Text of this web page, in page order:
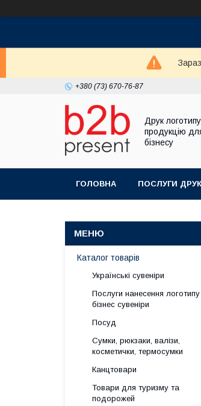
+380 (73) 670-76-87
Друк
продукцію
бізнесу
ГОЛОВНА ПОСЛУГИ
Каталог товарів
Українські сувеніри
Послуги нанесення
бізнес сувеніри
Посуд
Сумки, рюкзаки, валізи,
косметички, термосумки
Канцтовари
Товари для туризму та
подорожей